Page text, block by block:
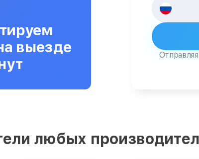
выезде
любых